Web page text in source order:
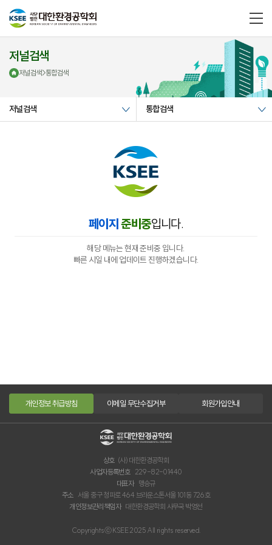
메
뉴
저널검색
저널검색>통합검색
저널검색 통합검색
페이지준비중입니다.
해당 메뉴는 현재 준비중 입니다.
빠른 시일 내에 업데이트 진행하겠습니다.
개인정보 취급방침 이메일 무단수집거부 회원가입안내
상호 (사) 대한환경공학회
사업자등록번호 229-82-01440
대표자 맹승규
주소 서울 중구 청파로 464 브라운스톤서울 101동 726호
개인정보관리책임자 대한환경공학회 사무국 박영선
Copyrightsⓒ KSEE 2025 All rights reserved.